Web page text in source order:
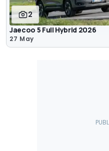
2
Jaecoo 5 Full Hybrid 2026
27 May